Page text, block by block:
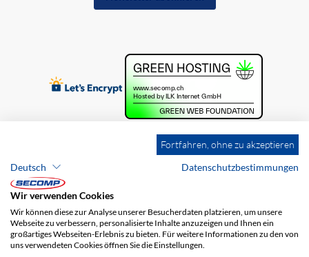
Brands Impressum
AGB
Fortfahren, ohne zu akzeptieren
Deutsch
Datenschutzbestimmungen
Wir verwenden Cookies
Wir können diese zur Analyse unserer Besucherdaten platzieren, um unsere
Webseite zu verbessern, personalisierte Inhalte anzuzeigen und Ihnen ein
großartiges Webseiten-Erlebnis zu bieten. Für weitere Informationen zu den von
uns verwendeten Cookies öffnen Sie die Einstellungen.